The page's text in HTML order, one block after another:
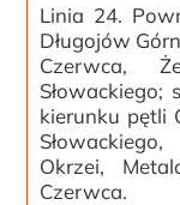
Linia 24.
Długojów
Czerwca,
kierunku pętli
Okrzei,
Czerwca.